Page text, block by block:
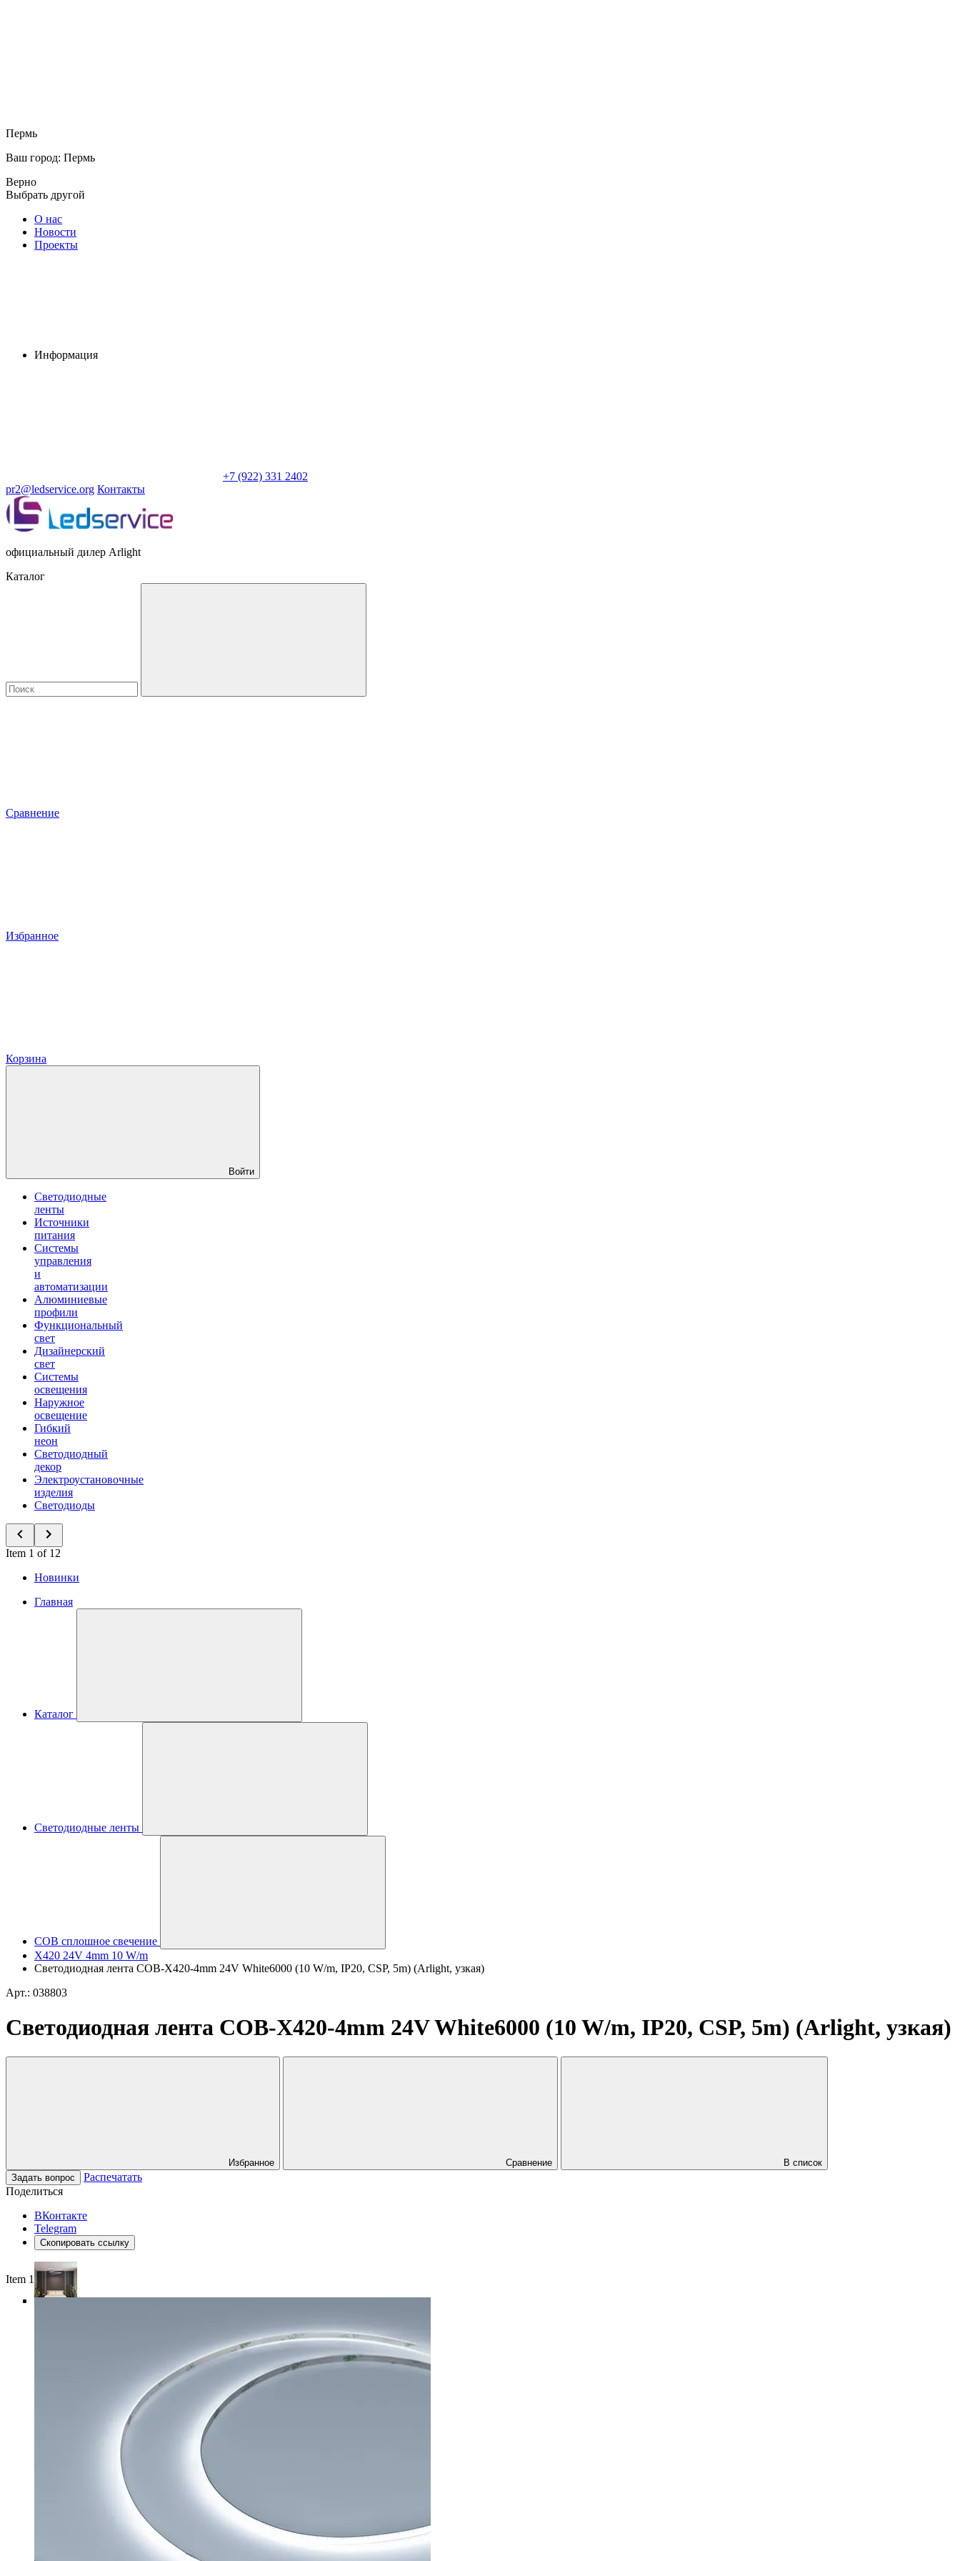
Пермь
Ваш город: Пермь
Верно
Выбрать другой
О нас
Новости
Проекты
Информация
+7 (922) 331 2402
pr2@ledservice.org Контакты
официальный дилер Arlight
Каталог
Сравнение
Избранное
Корзина
Войти
Светодиодные
ленты
Источники
питания
Системы
управления
и
автоматизации
Алюминиевые
профили
Функциональный
свет
Дизайнерский
свет
Системы
освещения
Наружное
освещение
Гибкий
неон
Светодиодный
декор
Электроустановочные
изделия
Светодиоды
Item 1 of 12
Новинки
Главная
Каталог
Светодиодные ленты
COB сплошное свечение
X420 24V 4mm 10 W/m
Светодиодная лента COB-X420-4mm 24V White6000 (10 W/m, IP20, CSP, 5m) (Arlight, узкая)
Арт.: 038803
Светодиодная лента COB-X420-4mm 24V White6000 (10 W/m, IP20, CSP, 5m) (Arlight, узкая)
Избранное Сравнение
В список
Задать вопрос
Распечатать
Поделиться
ВКонтакте
Telegram
Скопировать ссылку
Item 1 of 4